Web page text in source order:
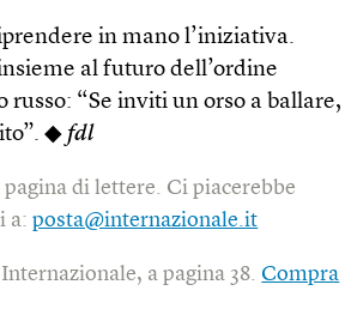
in mano l’iniziativa.
al futuro dell’ordine
“Se inviti un orso a ballare,
◆ fdl
di lettere. Ci piacerebbe
a:posta@internazionale.it
a pagina 38.Compra